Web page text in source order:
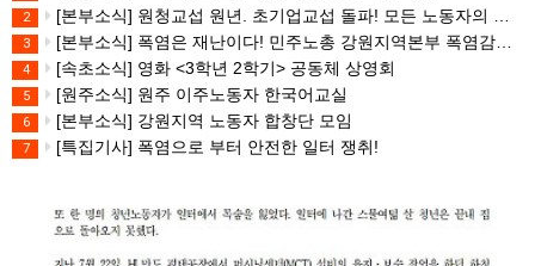
2 [본부소식] 원청교섭 원년. 초기업교섭 돌파! 모든 노동자의 노동기본권 쟁취! 민주노총 7.15 총파업대회
3 [본부소식] 폭염은 재난이다! 민주노총 강원지역본부 폭염감시단 선포 기자회견
4 [속초소식] 영화 <3학년 2학기> 공동체 상영회
5 [원주소식] 원주 이주노동자 한국어교실
6 [본부소식] 강원지역 노동자 합창단 모임
7 [특집기사] 폭염으로 부터 안전한 일터 쟁취!